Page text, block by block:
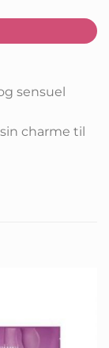
sensuel
charme til